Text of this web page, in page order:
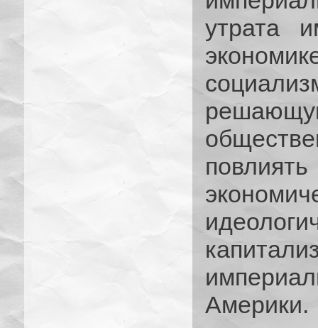
утрата
Америки.